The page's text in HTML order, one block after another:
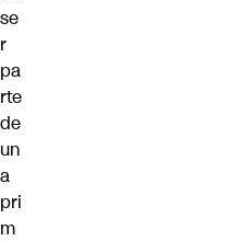
se
r
pa
rte
de
un
a
pri
m